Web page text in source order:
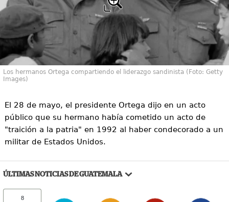
Los hermanos Ortega compartiendo el liderazgo sandinista (Foto: Getty
Images)
El 28 de mayo, el presidente Ortega dijo en un acto
público que su hermano había cometido un acto de
"traición a la patria" en 1992 al haber condecorado a un
militar de Estados Unidos.
ÚLTIMAS NOTICIAS DE GUATEMALA
8